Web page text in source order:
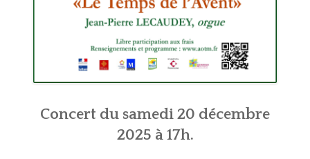
Concert du samedi 20 décembre
2025 à 17h.